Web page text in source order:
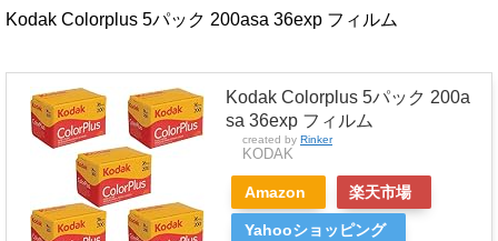
Kodak Colorplus 5パック 200asa 36exp フィルム
Kodak Colorplus 5パック 200a
sa 36exp フィルム
created by Rinker
KODAK
Amazon 楽天市場
Yahooショッピング